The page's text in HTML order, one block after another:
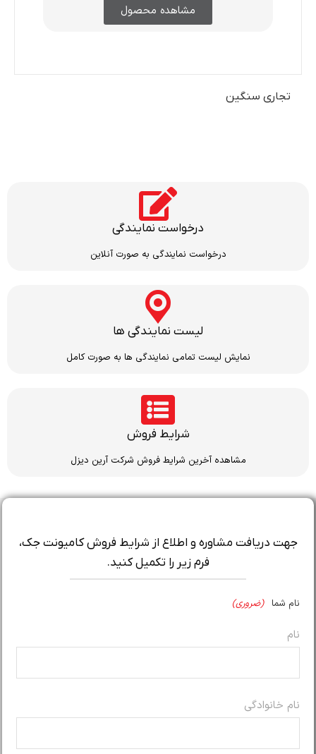
مشاهده محصول
تجاری سنگین
درخواست نمایندگی
درخواست نمایندگی به صورت آنلاین
لیست نمایندگی ها
نمایش لیست تمامی نمایندگی ها به صورت کامل
شرایط فروش
مشاهده آخرین شرایط فروش شرکت آرین دیزل
جهت دریافت مشاوره و اطلاع از شرایط فروش کامیونت جک،
فرم زیر را تکمیل کنید.
نام شما (ضروری)
نام
نام خانوادگی